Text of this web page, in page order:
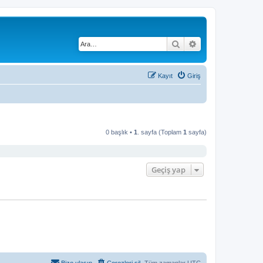
Ara
Giriş
Kayıt
0 başlık • 1 . sayfa (Toplam 1 sayfa)
Geçiş yap